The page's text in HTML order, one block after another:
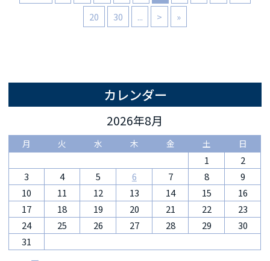
20
30 ... > »
カレンダー
2026年8月
月 火 水 木 金 土 日
1
2
3
4 5 6 7 8
9
10
11 12 13 14 15
16
17
18 19 20 21 22
23
24
25 26 27 28 29
30
31